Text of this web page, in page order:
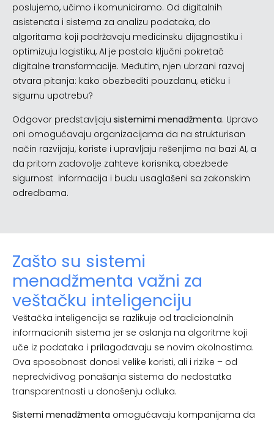
poslujemo, učimo i komuniciramo. Od digitalnih
asistenata i sistema za analizu podataka, do
algoritama koji podržavaju medicinsku dijagnostiku i
optimizuju logistiku, AI je postala ključni pokretač
digitalne transformacije. Međutim, njen ubrzani razvoj
otvara pitanja: kako obezbediti pouzdanu, etičku i
sigurnu upotrebu?
Odgovor predstavljaju sistemimi menadžmenta. Upravo
oni omogućavaju organizacijama da na strukturisan
način razvijaju, koriste i upravljaju rešenjima na bazi AI, a
da pritom zadovolje zahteve korisnika, obezbede
sigurnost informacija i budu usaglašeni sa zakonskim
odredbama.
Zašto su sistemi
menadžmenta važni za
veštačku inteligenciju
Veštačka inteligencija se razlikuje od tradicionalnih
informacionih sistema jer se oslanja na algoritme koji
uče iz podataka i prilagođavaju se novim okolnostima.
Ova sposobnost donosi velike koristi, ali i rizike – od
nepredvidivog ponašanja sistema do nedostatka
transparentnosti u donošenju odluka.
Sistemi menadžmenta omogućavaju kompanijama da